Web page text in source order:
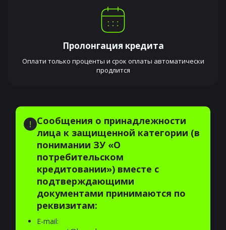
Пролонгация кредита
Оплати только проценты и срок оплаты автоматически
продлится
Сообщения о принадлежности
лица к защищенной категории (в
понимании ЗУ «О
потребительском
кредитовании») вместе с
подтверждающими
документами принимаются по
реквизитам:
E-mail: